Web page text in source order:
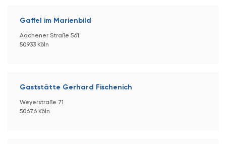
Gaffel im Marienbild
Aachener Straße 561
50933 Köln
Gaststätte Gerhard Fischenich
Weyerstraße 71
50676 Köln